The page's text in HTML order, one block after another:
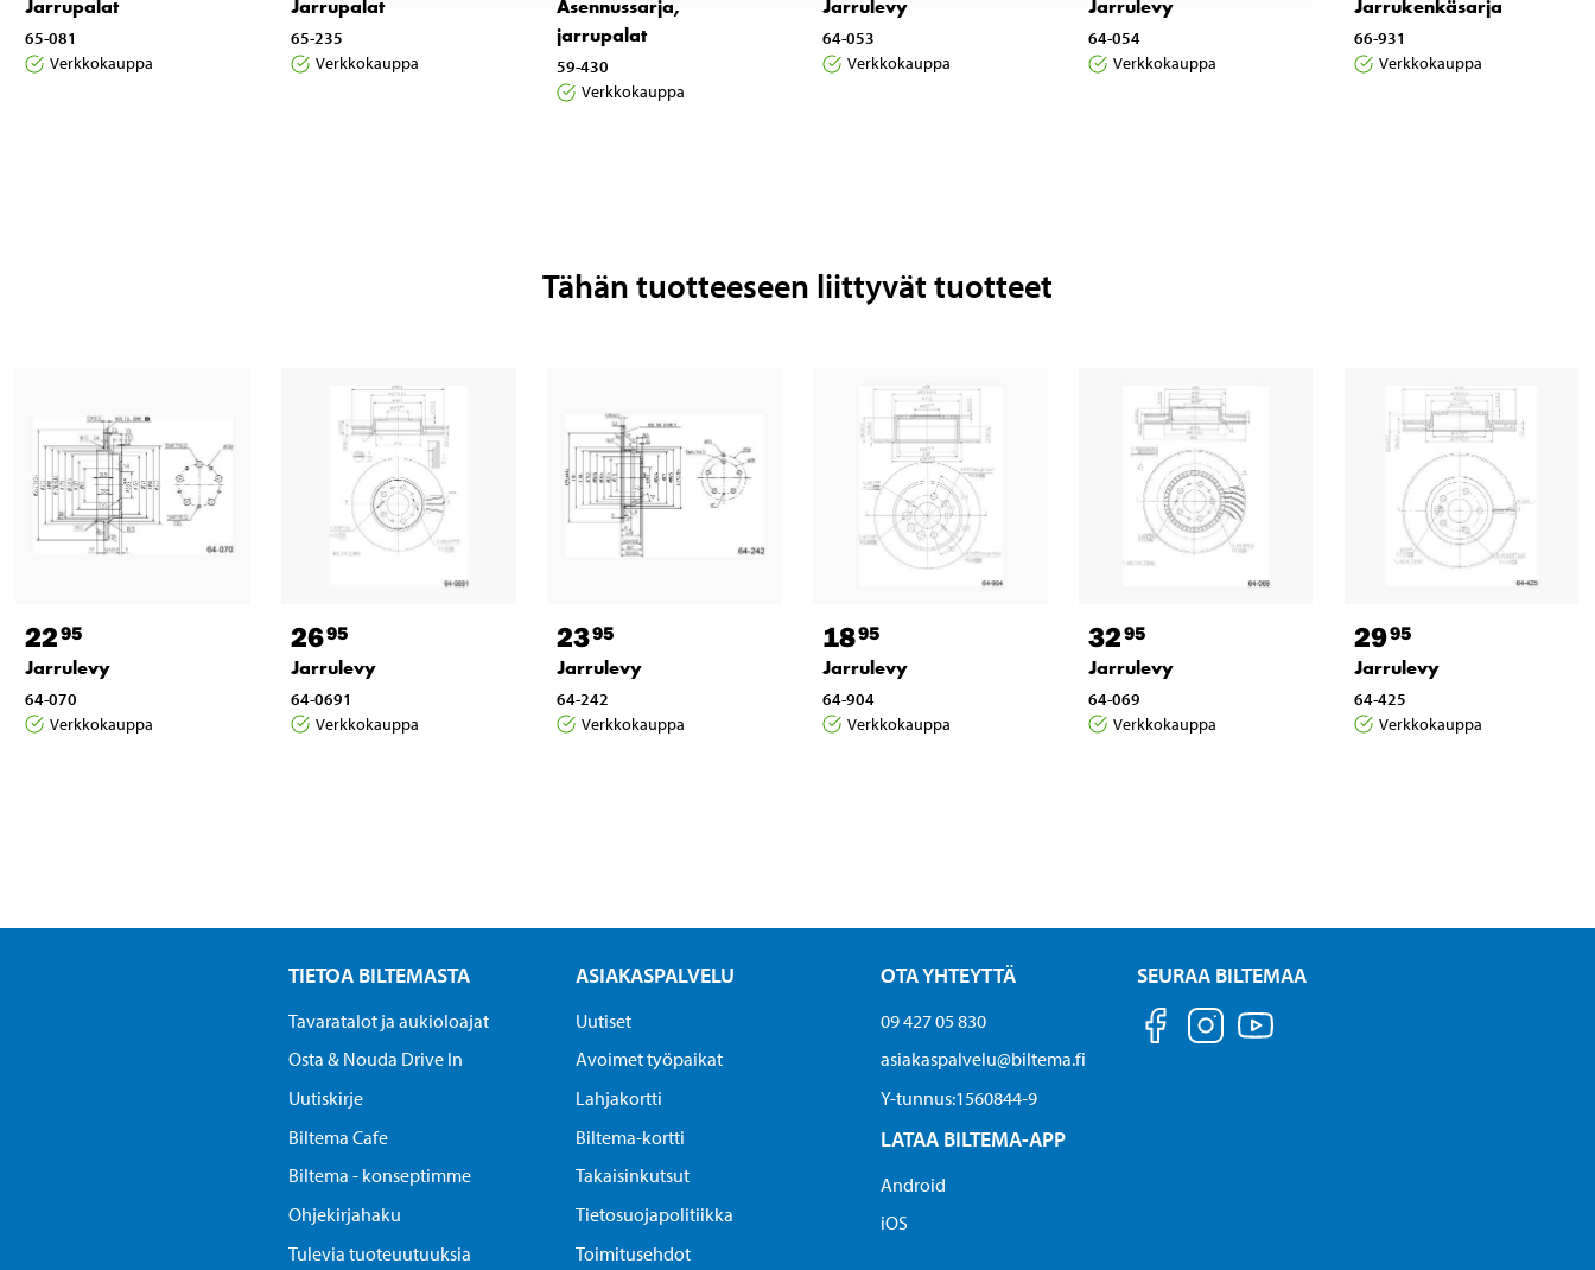
Jarrupalat
65-081
Verkkokauppa
Jarrupalat
65-235
Verkkokauppa
Asennussarja,
jarrupalat
59-430
Verkkokauppa
Jarrulevy
64-053
Verkkokauppa
Jarrulevy
64-054
Verkkokauppa
Jarrukenkäsarja
66-931
Verkkokauppa
Tähän tuotteeseen liittyvät tuotteet
2295
Jarrulevy
64-070
Verkkokauppa
2695
Jarrulevy
64-0691
Verkkokauppa
2395
Jarrulevy
64-242
Verkkokauppa
1895
Jarrulevy
64-904
Verkkokauppa
3295
Jarrulevy
64-069
Verkkokauppa
2995
Jarrulevy
64-425
Verkkokauppa
TIETOA BILTEMASTA
Tavaratalot ja aukioloajat
Osta & Nouda Drive In
Uutiskirje
Biltema Cafe
Biltema - konseptimme
Ohjekirjahaku
Tulevia tuoteuutuuksia
ASIAKASPALVELU
Uutiset
Avoimet työpaikat
Lahjakortti
Biltema-kortti
Takaisinkutsut
Tietosuojapolitiikka
Toimitusehdot
OTA YHTEYTTÄ
09 427 05 830
asiakaspalvelu@biltema.fi
Y-tunnus:1560844-9
LATAA BILTEMA-APP
Android
iOS
SEURAA BILTEMAA